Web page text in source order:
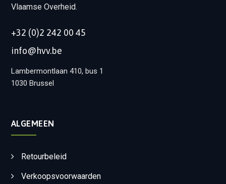
Vlaamse Overheid.
+32 (0)2 242 00 45
info@hvv.be
Lambermontlaan 410, bus 1
1030 Brussel
ALGEMEEN
Retourbeleid
Verkoopsvoorwaarden